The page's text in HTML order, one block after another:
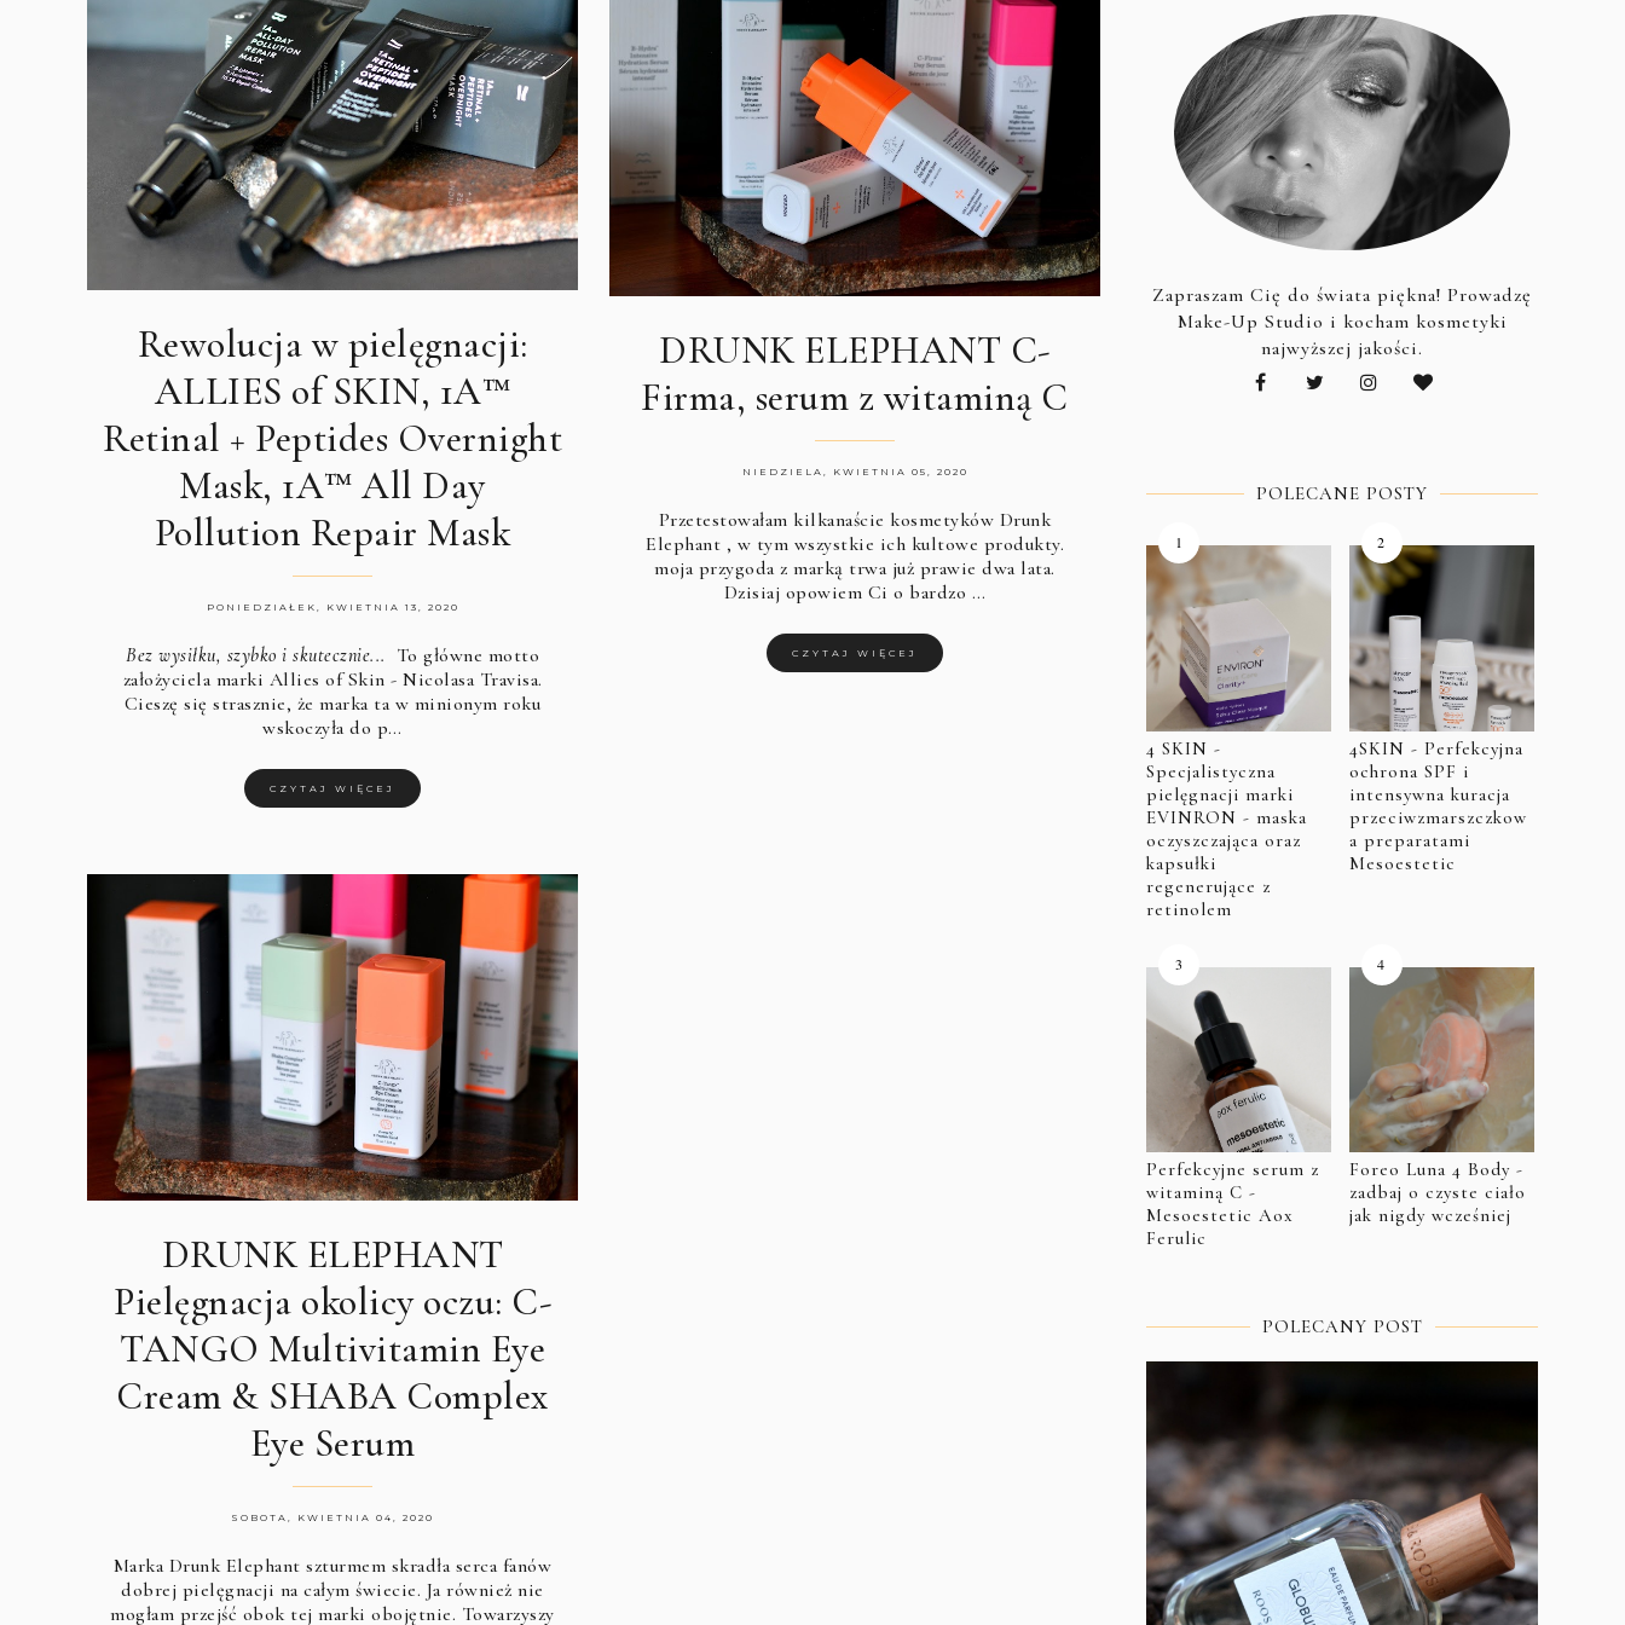
Rewolucja w pielęgnacji:
ALLIES of SKIN, 1A™
Retinal + Peptides Overnight
Mask, 1A™ All Day
Pollution Repair Mask
PONIEDZIAŁEK, KWIETNIA 13, 2020
Bez wysiłku, szybko i skutecznie... To główne motto
założyciela marki Allies of Skin - Nicolasa Travisa.
Cieszę się strasznie, że marka ta w minionym roku
wskoczyła do p…
CZYTAJ WIĘCEJ
DRUNK ELEPHANT C-
Firma, serum z witaminą C
NIEDZIELA, KWIETNIA 05, 2020
Przetestowałam kilkanaście kosmetyków Drunk
Elephant , w tym wszystkie ich kultowe produkty.
moja przygoda z marką trwa już prawie dwa lata.
Dzisiaj opowiem Ci o bardzo …
CZYTAJ WIĘCEJ
DRUNK ELEPHANT
Pielęgnacja okolicy oczu: C-
TANGO Multivitamin Eye
Cream & SHABA Complex
Eye Serum
SOBOTA, KWIETNIA 04, 2020
Marka Drunk Elephant szturmem skradła serca fanów
dobrej pielęgnacji na całym świecie. Ja również nie
mogłam przejść obok tej marki obojętnie. Towarzyszy
Zapraszam Cię do świata piękna! Prowadzę
Make-Up Studio i kocham kosmetyki
najwyższej jakości.
POLECANE POSTY
4 SKIN -
Specjalistyczna
pielęgnacji marki
EVINRON - maska
oczyszczająca oraz
kapsułki
regenerujące z
retinolem
4SKIN - Perfekcyjna
ochrona SPF i
intensywna kuracja
przeciwzmarszczkow
a preparatami
Mesoestetic
Perfekcyjne serum z
witaminą C -
Mesoestetic Aox
Ferulic
Foreo Luna 4 Body -
zadbaj o czyste ciało
jak nigdy wcześniej
POLECANY POST